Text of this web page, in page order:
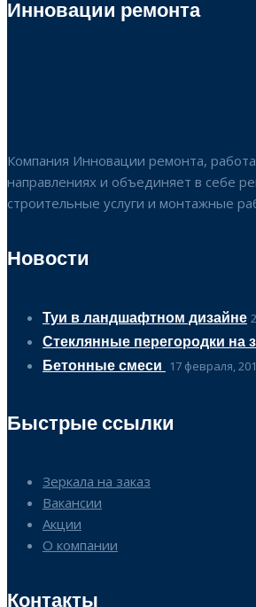
Инновации ремонта
Компания Инновации ремонта,
направлениях и объединяет в себе
строительные услуги и монтажные
Новости
Туи в ландшафтном дизайне
Стеклянные перегородки на
Бетонные смеси 17 февраля,
Быстрые ссылки
Зеркала на заказ
Вакансии
Акции
О компании